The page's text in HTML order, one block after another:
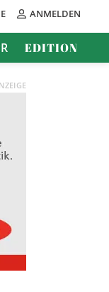
ANMELDEN
EDITION